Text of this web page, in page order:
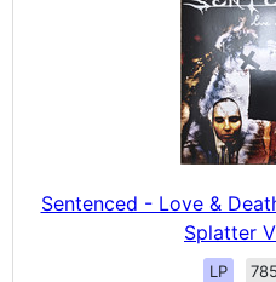
Sentenced - Love &
Splatter
LP